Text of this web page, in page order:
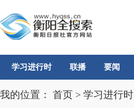
学习进行时 联播 要闻
我的位置： 首页 > 学习进行时